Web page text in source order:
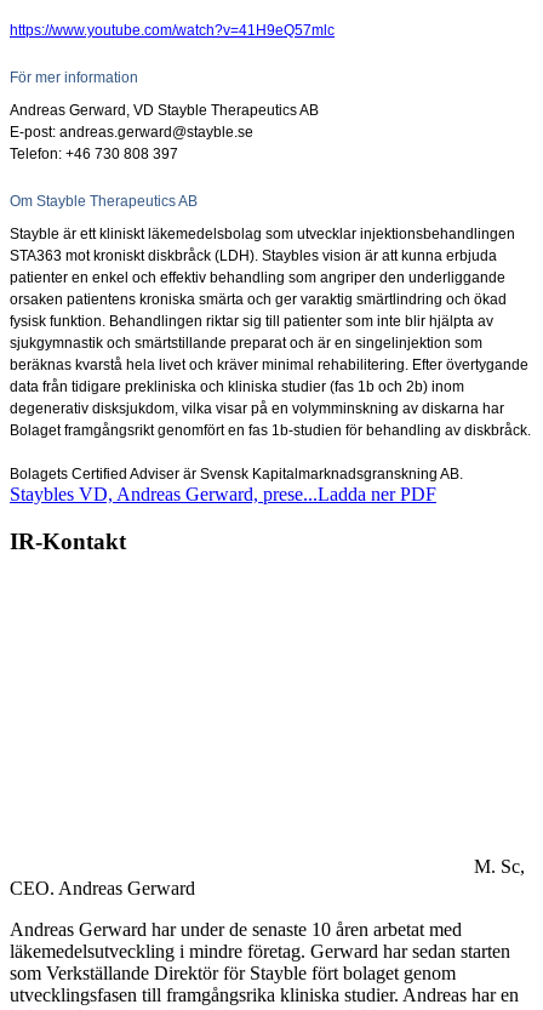
https://www.youtube.com/watch?v=41H9eQ57mlc
För mer information
Andreas Gerward, VD Stayble Therapeutics AB
E-post: andreas.gerward@stayble.se
Telefon: +46 730 808 397
Om Stayble Therapeutics AB
Stayble är ett kliniskt läkemedelsbolag som utvecklar injektionsbehandlingen
STA363 mot kroniskt diskbråck (LDH). Staybles vision är att kunna erbjuda
patienter en enkel och effektiv behandling som angriper den underliggande
orsaken patientens kroniska smärta och ger varaktig smärtlindring och ökad
fysisk funktion. Behandlingen riktar sig till patienter som inte blir hjälpta av
sjukgymnastik och smärtstillande preparat och är en singelinjektion som
beräknas kvarstå hela livet och kräver minimal rehabilitering. Efter övertygande
data från tidigare prekliniska och kliniska studier (fas 1b och 2b) inom
degenerativ disksjukdom, vilka visar på en volymminskning av diskarna har
Bolaget framgångsrikt genomfört en fas 1b-studien för behandling av diskbråck.
Bolagets Certified Adviser är Svensk Kapitalmarknadsgranskning AB.
Staybles VD, Andreas Gerward, prese...Ladda ner PDF
IR-Kontakt
M. Sc,
CEO. Andreas Gerward
Andreas Gerward har under de senaste 10 åren arbetat med
läkemedelsutveckling i mindre företag. Gerward har sedan starten
som Verkställande Direktör för Stayble fört bolaget genom
utvecklingsfasen till framgångsrika kliniska studier. Andreas har en